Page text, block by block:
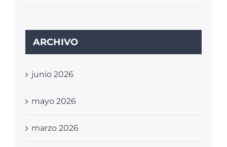
ARCHIVO
junio 2026
mayo 2026
marzo 2026